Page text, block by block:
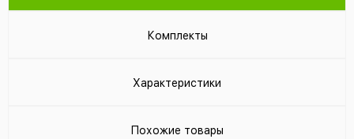
Комплекты
Характеристики
Похожие товары